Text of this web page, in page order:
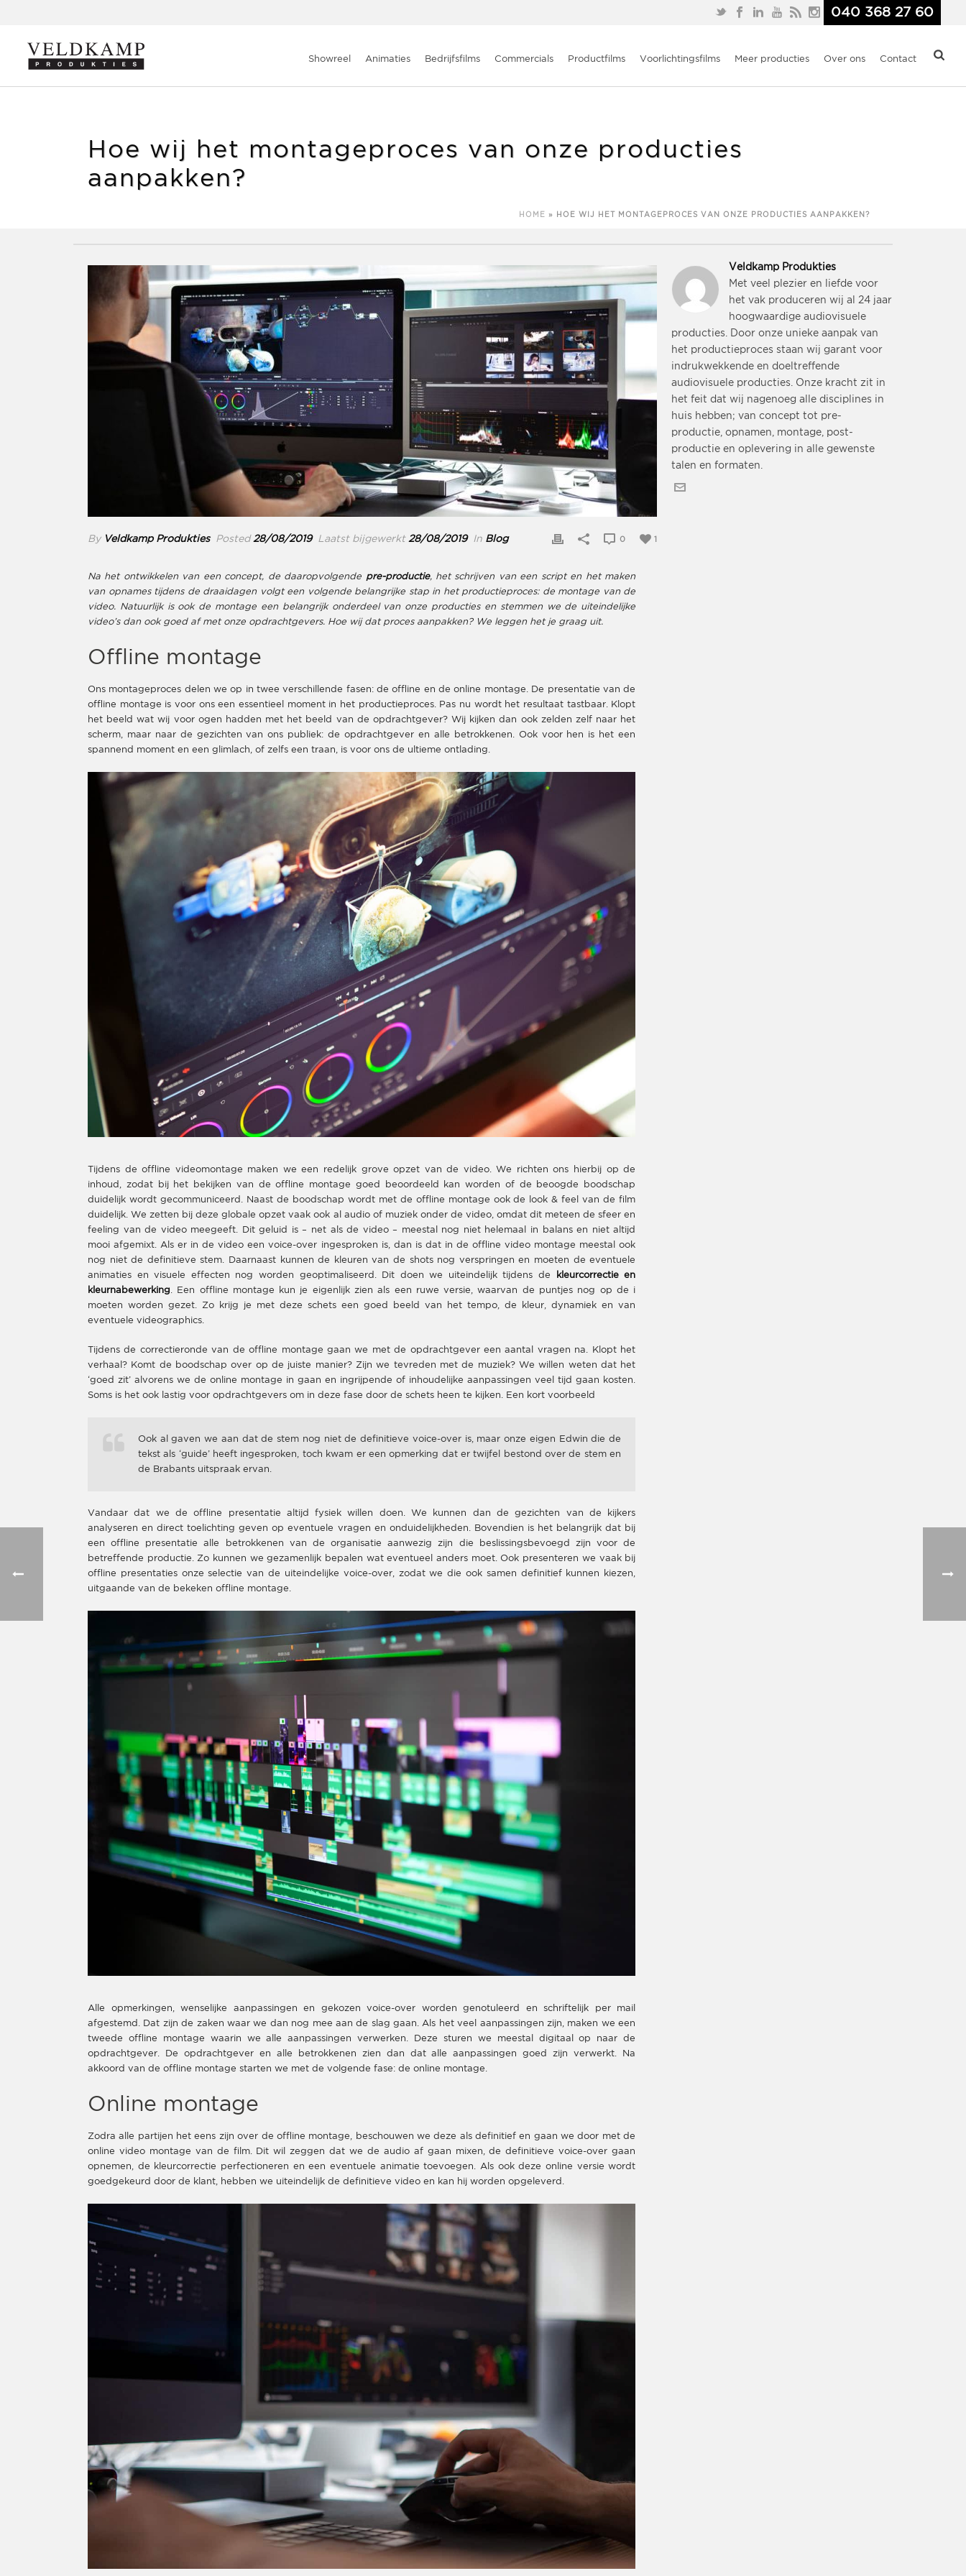
040 368 27 60
Showreel Animaties Bedrijfsfilms Commercials Productfilms Voorlichtingsfilms Meer producties Over ons Contact
Hoe wij het montageproces van onze producties
aanpakken?
HOME » HOE WIJ HET MONTAGEPROCES VAN ONZE PRODUCTIES AANPAKKEN?
By Veldkamp Produkties Posted 28/08/2019Laatst bijgewerkt 28/08/2019 In Blog 1
0
Na het ontwikkelen van een concept, de daaropvolgende pre-productie, het schrijven van een script en het maken
van opnames tijdens de draaidagen volgt een volgende belangrijke stap in het productieproces: de montage van de
video. Natuurlijk is ook de montage een belangrijk onderdeel van onze producties en stemmen we de uiteindelijke
video’s dan ook goed af met onze opdrachtgevers. Hoe wij dat proces aanpakken? We leggen het je graag uit.
Offline montage
Ons montageproces delen we op in twee verschillende fasen: de offline en de online montage. De presentatie van de
offline montage is voor ons een essentieel moment in het productieproces. Pas nu wordt het resultaat tastbaar. Klopt
het beeld wat wij voor ogen hadden met het beeld van de opdrachtgever? Wij kijken dan ook zelden zelf naar het
scherm, maar naar de gezichten van ons publiek: de opdrachtgever en alle betrokkenen. Ook voor hen is het een
spannend moment en een glimlach, of zelfs een traan, is voor ons de ultieme ontlading.
Tijdens de offline videomontage maken we een redelijk grove opzet van de video. We richten ons hierbij op de
inhoud, zodat bij het bekijken van de offline montage goed beoordeeld kan worden of de beoogde boodschap
duidelijk wordt gecommuniceerd. Naast de boodschap wordt met de offline montage ook de look & feel van de film
duidelijk. We zetten bij deze globale opzet vaak ook al audio of muziek onder de video, omdat dit meteen de sfeer en
feeling van de video meegeeft. Dit geluid is – net als de video – meestal nog niet helemaal in balans en niet altijd
mooi afgemixt. Als er in de video een voice-over ingesproken is, dan is dat in de offline video montage meestal ook
nog niet de definitieve stem. Daarnaast kunnen de kleuren van de shots nog verspringen en moeten de eventuele
animaties en visuele effecten nog worden geoptimaliseerd. Dit doen we uiteindelijk tijdens de
kleurcorrectie en
kleurnabewerking . Een offline montage kun je eigenlijk zien als een ruwe versie, waarvan de puntjes nog op de i
moeten worden gezet. Zo krijg je met deze schets een goed beeld van het tempo, de kleur, dynamiek en van
eventuele videographics.
Tijdens de correctieronde van de offline montage gaan we met de opdrachtgever een aantal vragen na. Klopt het
verhaal? Komt de boodschap over op de juiste manier? Zijn we tevreden met de muziek? We willen weten dat het
‘goed zit’ alvorens we de online montage in gaan en ingrijpende of inhoudelijke aanpassingen veel tijd gaan kosten.
Soms is het ook lastig voor opdrachtgevers om in deze fase door de schets heen te kijken. Een kort voorbeeld
Ook al gaven we aan dat de stem nog niet de definitieve voice-over is, maar onze eigen Edwin die de
tekst als ‘guide’ heeft ingesproken, toch kwam er een opmerking dat er twijfel bestond over de stem en
de Brabants uitspraak ervan.
Vandaar dat we de offline presentatie altijd fysiek willen doen. We kunnen dan de gezichten van de kijkers
analyseren en direct toelichting geven op eventuele vragen en onduidelijkheden. Bovendien is het belangrijk dat bij
een offline presentatie alle betrokkenen van de organisatie aanwezig zijn die beslissingsbevoegd zijn voor de
betreffende productie. Zo kunnen we gezamenlijk bepalen wat eventueel anders moet. Ook presenteren we vaak bij
offline presentaties onze selectie van de uiteindelijke voice-over, zodat we die ook samen definitief kunnen kiezen,
uitgaande van de bekeken offline montage.
Alle opmerkingen, wenselijke aanpassingen en gekozen voice-over worden genotuleerd en schriftelijk per mail
afgestemd. Dat zijn de zaken waar we dan nog mee aan de slag gaan. Als het veel aanpassingen zijn, maken we een
tweede offline montage waarin we alle aanpassingen verwerken. Deze sturen we meestal digitaal op naar de
opdrachtgever. De opdrachtgever en alle betrokkenen zien dan dat alle aanpassingen goed zijn verwerkt. Na
akkoord van de offline montage starten we met de volgende fase: de online montage.
Online montage
Zodra alle partijen het eens zijn over de offline montage, beschouwen we deze als definitief en gaan we door met de
online video montage van de film. Dit wil zeggen dat we de audio af gaan mixen, de definitieve voice-over gaan
opnemen, de kleurcorrectie perfectioneren en een eventuele animatie toevoegen. Als ook deze online versie wordt
goedgekeurd door de klant, hebben we uiteindelijk de definitieve video en kan hij worden opgeleverd.
Veldkamp Produkties
Met veel plezier en liefde voor
het vak produceren wij al 24 jaar
hoogwaardige audiovisuele
producties. Door onze unieke aanpak van
het productieproces staan wij garant voor
indrukwekkende en doeltreffende
audiovisuele producties. Onze kracht zit in
het feit dat wij nagenoeg alle disciplines in
huis hebben; van concept tot pre-
productie, opnamen, montage, post-
productie en oplevering in alle gewenste
talen en formaten.